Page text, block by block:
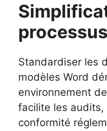
Standardiser les
modèles Word
environnement
facilite les audits,
conformité